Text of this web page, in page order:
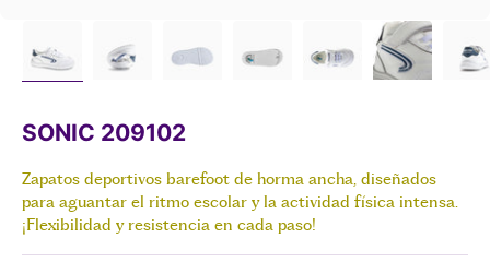
SONIC 209102
Zapatos deportivos barefoot de horma ancha, diseñados
para aguantar el ritmo escolar y la actividad física intensa.
¡Flexibilidad y resistencia en cada paso!